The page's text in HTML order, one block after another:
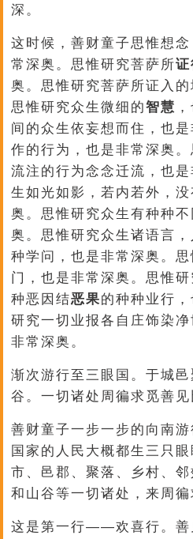
深。
这时候，善财童子思惟想
常深奥。思惟研究菩萨所证
奥。思惟研究菩萨所证入的
思惟研究众生微细的智慧
间的众生依妄想而住，也
作的行为，也是非常深奥
流注的行为念念迁流，也
生如光如影，若内若外，
奥。思惟研究众生有种种
奥。思惟研究众生诸语言
种学问，也是非常深奥。
门，也是非常深奥。思惟研
种恶因结恶果的种种业行
研究一切业报各自庄饰染
非常深奥。
渐次游行至三眼国。于城
谷。一切诸处周徧求觅善见
善财童子一步一步的向南
国家的人民大概都生三只
市、邑郡、聚落、乡村、
和山谷等一切诸处，来周徧
这是第一行——欢喜行。善